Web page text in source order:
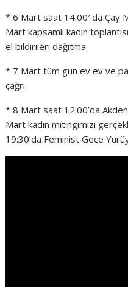
* 6 Mart saat 14:00′ da Çay
Mart kapsamlı kadın
el bildirileri dağıtma.
* 7 Mart tüm gün ev ev ve
çağrı.
* 8 Mart saat 12:00’da
Mart kadın mitingimizi
19:30’da Feminist Gece